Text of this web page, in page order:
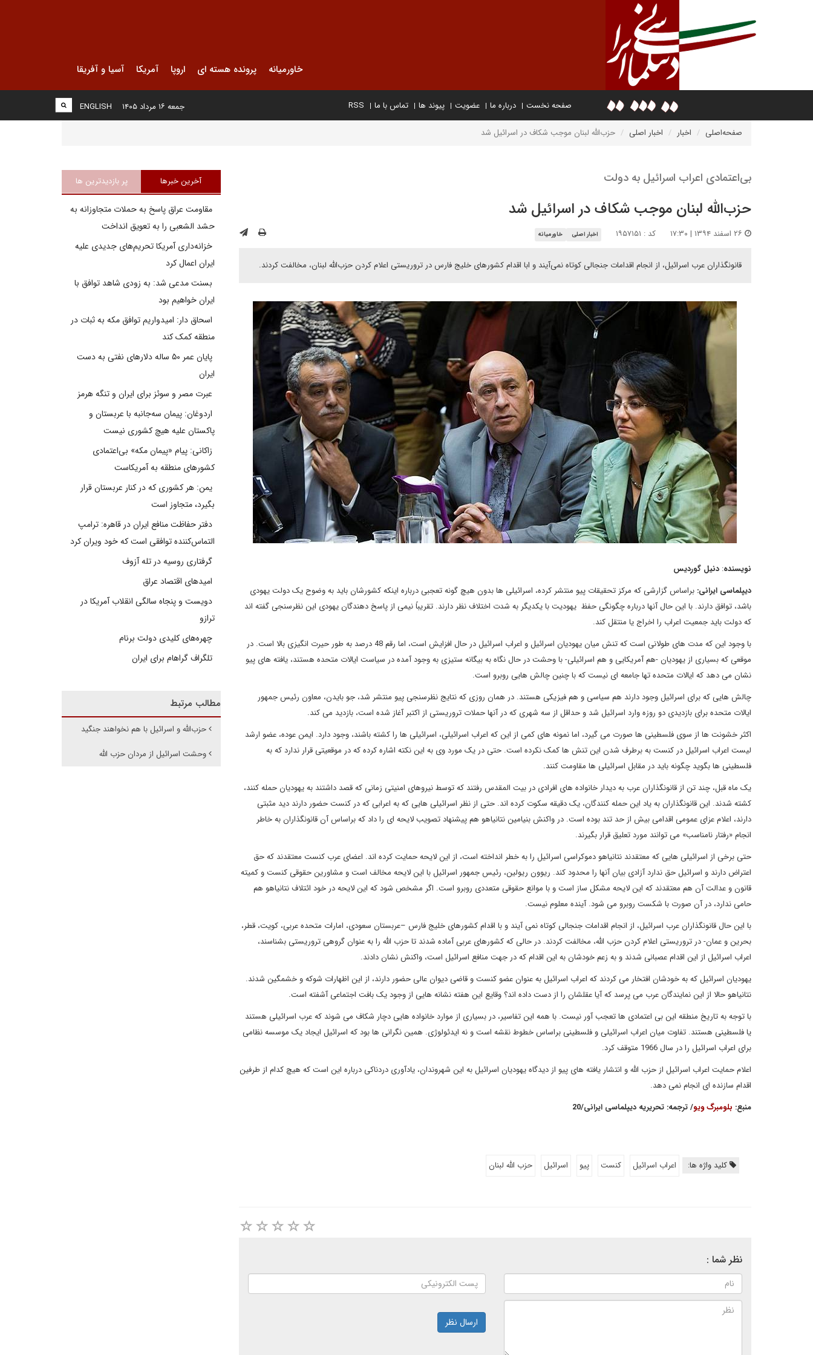
خاورمیانه پرونده هسته ای اروپا آمریکا آسیا و آفریقا
صفحه نخست درباره ما عضویت پیوند ها تماس با ما RSS
ENGLISH جمعه ۱۶ مرداد ۱۴۰۵
صفحه‌اصلی اخبار اخبار اصلی حزب‌الله لبنان موجب شکاف در اسرائیل شد
بی‌اعتمادی اعراب اسرائیل به دولت
حزب‌الله لبنان موجب شکاف در اسرائیل شد
کد : ۱۹۵۷۱۵۱ اخبار اصلی خاورمیانه
قانونگذاران عرب اسرائیل، از انجام اقدامات جنجالی کوتاه نمی‌آیند و ابا اقدام کشورهای خلیج فارس در تروریستی اعلام کردن حزب‌الله لبنان، مخالفت کردند.
نویسنده: دنیل گوردیس
دیپلماسی ایرانی: براساس گزارشی که مرکز تحقیقات پیو منتشر کرده، اسرائیلی ها بدون هیچ گونه تعجبی درباره اینکه کشورشان باید به وضوح یک دولت یهودی
باشد، توافق دارند. با این حال آنها درباره چگونگی حفظ یهودیت با یکدیگر به شدت اختلاف نظر دارند. تقریباً نیمی از پاسخ دهندگان یهودی این نظرسنجی گفته اند
که دولت باید جمعیت اعراب را اخراج یا منتقل کند.
با وجود این که مدت های طولانی است که تنش میان یهودیان اسرائیل و اعراب اسرائیل در حال افزایش است، اما رقم 48 درصد به طور حیرت انگیزی بالا است. در
موقعی که بسیاری از یهودیان -هم آمریکایی و هم اسرائیلی- با وحشت در حال نگاه به بیگانه ستیزی به وجود آمده در سیاست ایالات متحده هستند، یافته های پیو
نشان می دهد که ایالات متحده تها جامعه ای نیست که با چنین چالش هایی روبرو است.
چالش هایی که برای اسرائیل وجود دارند هم سیاسی و هم فیزیکی هستند. در همان روزی که نتایج نظرسنجی پیو منتشر شد، جو بایدن، معاون رئیس جمهور
ایالات متحده برای بازدیدی دو روزه وارد اسرائیل شد و حداقل از سه شهری که در آنها حملات تروریستی از اکتبر آغاز شده است، بازدید می کند.
اکثر خشونت ها از سوی فلسطینی ها صورت می گیرد، اما نمونه های کمی از این که اعراب اسرائیلی، اسرائیلی ها را کشته باشند، وجود دارد. ایمن عوده، عضو ارشد
لیست اعراب اسرائیل در کنست به برطرف شدن این تنش ها کمک نکرده است. حتی در یک مورد وی به این نکته اشاره کرده که در موقعیتی قرار ندارد که به
فلسطینی ها بگوید چگونه باید در مقابل اسرائیلی ها مقاومت کنند.
یک ماه قبل، چند تن از قانونگذاران عرب به دیدار خانواده های افرادی در بیت المقدس رفتند که توسط نیروهای امنیتی زمانی که قصد داشتند به یهودیان حمله کنند،
کشته شدند. این قانونگذاران به یاد این حمله کنندگان، یک دقیقه سکوت کرده اند. حتی از نظر اسرائیلی هایی که به اعرابی که در کنست حضور دارند دید مثبتی
دارند، اعلام عزای عمومی اقدامی بیش از حد تند بوده است. در واکنش بنیامین نتانیاهو هم پیشنهاد تصویب لایحه ای را داد که براساس آن قانونگذاران به خاطر
انجام «رفتار نامناسب» می توانند مورد تعلیق قرار بگیرند.
حتی برخی از اسرائیلی هایی که معتقدند نتانیاهو دموکراسی اسرائیل را به خطر انداخته است، از این لایحه حمایت کرده اند. اعضای عرب کنست معتقدند که حق
اعتراض دارند و اسرائیل حق ندارد آزادی بیان آنها را محدود کند. ریوون ریولین، رئیس جمهور اسرائیل با این لایحه مخالف است و مشاورین حقوقی کنست و کمیته
قانون و عدالت آن هم معتقدند که این لایحه مشکل ساز است و با موانع حقوقی متعددی روبرو است. اگر مشخص شود که این لایحه در خود ائتلاف نتانیاهو هم
حامی ندارد، در آن صورت با شکست روبرو می شود. آینده معلوم نیست.
با این حال قانونگذاران عرب اسرائیل، از انجام اقدامات جنجالی کوتاه نمی آیند و با اقدام کشورهای خلیج فارس –عربستان سعودی، امارات متحده عربی، کویت، قطر،
بحرین و عمان- در تروریستی اعلام کردن حزب الله، مخالفت کردند. در حالی که کشورهای عربی آماده شدند تا حزب الله را به عنوان گروهی تروریستی بشناسند،
اعراب اسرائیل از این اقدام عصبانی شدند و به زعم خودشان به این اقدام که در جهت منافع اسرائیل است، واکنش نشان دادند.
یهودیان اسرائیل که به خودشان افتخار می کردند که اعراب اسرائیل به عنوان عضو کنست و قاضی دیوان عالی حضور دارند، از این اظهارات شوکه و خشمگین شدند.
نتانیاهو حالا از این نمایندگان عرب می پرسد که آیا عقلشان را از دست داده اند؟ وقایع این هفته نشانه هایی از وجود یک بافت اجتماعی آشفته است.
با توجه به تاریخ منطقه این بی اعتمادی ها تعجب آور نیست. با همه این تفاسیر، در بسیاری از موارد خانواده هایی دچار شکاف می شوند که عرب اسرائیلی هستند
یا فلسطینی هستند. تفاوت میان اعراب اسرائیلی و فلسطینی براساس خطوط نقشه است و نه ایدئولوژی. همین نگرانی ها بود که اسرائیل ایجاد یک موسسه نظامی
برای اعراب اسرائیل را در سال 1966 متوقف کرد.
اعلام حمایت اعراب اسرائیل از حزب الله و انتشار یافته های پیو از دیدگاه یهودیان اسرائیل به این شهروندان، یادآوری دردناکی درباره این است که هیچ کدام از طرفین
اقدام سازنده ای انجام نمی دهد.
منبع: بلومبرگ ویو/ ترجمه: تحریریه دیپلماسی ایرانی/20
کلید واژه ها: اعراب اسرائیل کنست پیو اسرائيل حزب الله لبنان
نظر شما :
ارسال نظر
آخرین خبرها پر بازدیدترین ها
مقاومت عراق پاسخ به حملات متجاوزانه به
حشد الشعبی را به تعویق انداخت
خزانه‌داری آمریکا تحریم‌های جدیدی علیه
ایران اعمال کرد
بسنت مدعی شد: به زودی شاهد توافق با
ایران خواهیم بود
اسحاق دار: امیدواریم توافق مکه به ثبات در
منطقه کمک کند
پایان عمر ۵۰ ساله دلارهای نفتی به دست
ایران
عبرت مصر و سوئز برای ایران و تنگه هرمز
اردوغان: پیمان سه‌جانبه با عربستان و
پاکستان علیه هیچ کشوری نیست
زاکانی: پیام «پیمان مکه» بی‌اعتمادی
کشورهای منطقه به آمریکاست
یمن: هر کشوری که در کنار عربستان قرار
بگیرد، متجاوز است
دفتر حفاظت منافع ایران در قاهره: ترامپ
التماس‌کننده توافقی است که خود ویران کرد
گرفتاری روسیه در تله آزوف
امیدهای اقتصاد عراق
دویست و پنجاه سالگی انقلاب آمریکا در
ترازو
چهره‌های کلیدی دولت برنام
تلگراف گراهام برای ایران
مطالب مرتبط
حزب‌الله و اسرائیل با هم نخواهند جنگید
وحشت اسرائیل از مردان حزب الله